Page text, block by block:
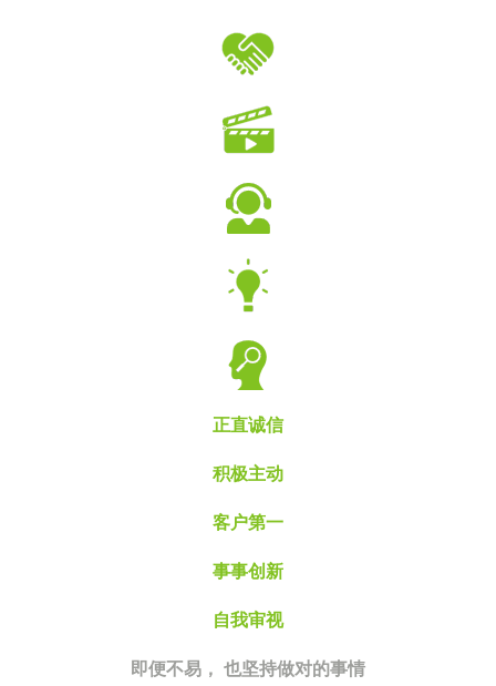
正直诚信
积极主动
客户第一
事事创新
自我审视
即便不易， 也坚持做对的事情